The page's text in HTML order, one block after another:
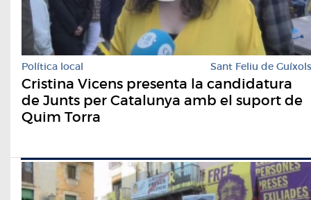
Política local Sant Feliu de Guíxols
Cristina Vicens presenta la candidatura
de Junts per Catalunya amb el suport de
Quim Torra